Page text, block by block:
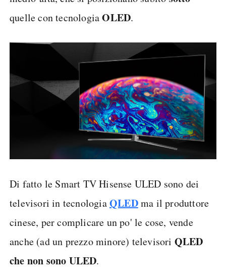
quelle con tecnologiaOLED.
Di fatto le Smart TV Hisense ULED sono dei
televisori in tecnologiaQLEDma il produttore
cinese, per complicare un po' le cose, vende
anche (ad un prezzo minore) televisori QLED
che non sono ULED.